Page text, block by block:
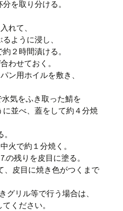
を取り分ける。
れて、
ように浸し、
２時間漬ける。
わせておく。
ン用ホイルを敷き、
気をふき取った鯖を
並べ、蓋をして約４分焼
火で約１分焼く。
の残りを皮目に塗る。
、皮目に焼き色がつくまで
グリル等で行う場合は、
ください。